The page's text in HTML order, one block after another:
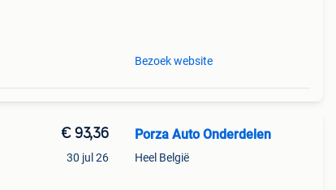
Bezoek website
€ 93,36
30 jul 26
Porza Auto Onderdelen
Heel België